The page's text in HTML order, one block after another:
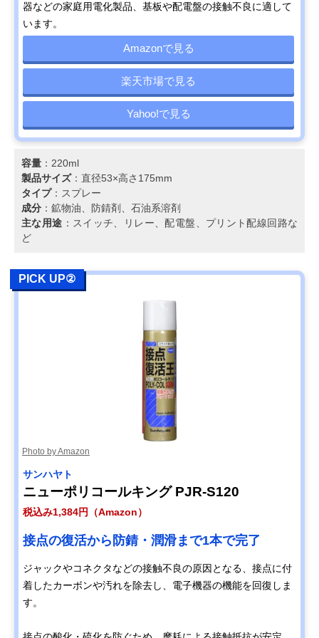
器などの家庭用電化製品、基板や配電盤の接触不良に適して
います。
Amazonで見る
楽天市場で見る
Yahoo!で見る
容量 ：220ml
製品サイズ：直径53×高さ175mm
タイプ：スプレー
成分 ：鉱物油、防錆剤、石油系溶剤
主な用途 ：スイッチ、リレー、配電盤、プリント配線回路な
ど
PICK UP②
Photo by Amazon
サンハヤト
ニューポリコールキング PJR-S120
税込み1,384円（Amazon）
接点の復活から防錆・潤滑まで1本で完了
ジャックやコネクタなどの接触不良の原因となる、接点に付
着したカーボンや汚れを除去し、電子機器の機能を回復しま
す。